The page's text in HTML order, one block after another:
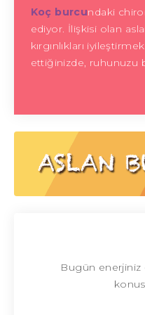
Koç burcundaki
ediyor. İlişkisi olan
kırgınlıkları
ettiğinizde, ruhunuzu
Bugün enerjiniz